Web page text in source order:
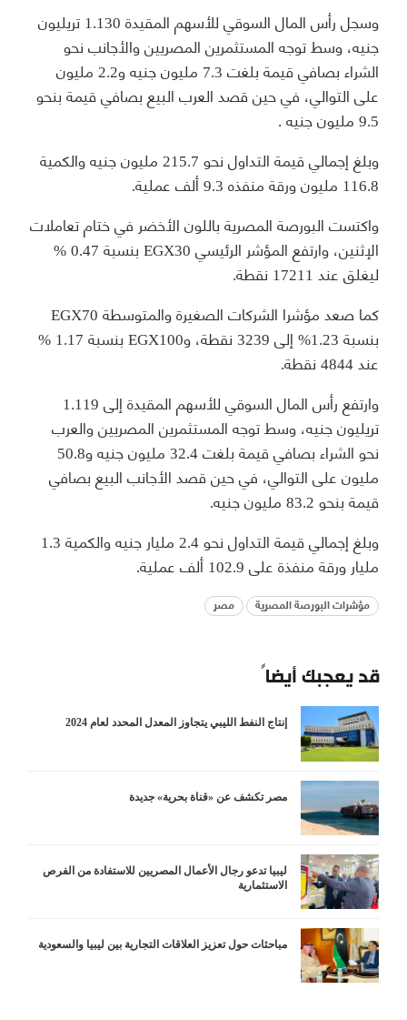
وسجل رأس المال السوقي للأسهم المقيدة 1.130 تريليون
جنيه، وسط توجه المستثمرين المصريين والأجانب نحو
الشراء بصافي قيمة بلغت 7.3 مليون جنيه و2.2 مليون
على التوالي، في حين قصد العرب البيع بصافي قيمة بنحو
9.5 مليون جنيه .
وبلغ إجمالي قيمة التداول نحو 215.7 مليون جنيه والكمية
116.8 مليون ورقة منفذه 9.3 ألف عملية.
واكتست البورصة المصرية باللون الأخضر في ختام تعاملات
الإثنين، وارتفع المؤشر الرئيسي EGX30 بنسبة 0.47 %
ليغلق عند 17211 نقطة.
كما صعد مؤشرا الشركات الصغيرة والمتوسطة EGX70
بنسبة 1.23% إلى 3239 نقطة، وEGX100 بنسبة 1.17 %
عند 4844 نقطة.
وارتفع رأس المال السوقي للأسهم المقيدة إلى 1.119
تريليون جنيه، وسط توجه المستثمرين المصريين والعرب
نحو الشراء بصافي قيمة بلغت 32.4 مليون جنيه و50.8
مليون على التوالي، في حين قصد الأجانب البيع بصافي
قيمة بنحو 83.2 مليون جنيه.
وبلغ إجمالي قيمة التداول نحو 2.4 مليار جنيه والكمية 1.3
مليار ورقة منفذة على 102.9 ألف عملية.
مؤشرات البورصة المصرية مصر
قد يعجبك أيضاً
إنتاج النفط الليبي يتجاوز المعدل المحدد لعام 2024
مصر تكشف عن «قناة بحرية» جديدة
ليبيا تدعو رجال الأعمال المصريين للاستفادة من الفرص
الاستثمارية
مباحثات حول تعزيز العلاقات التجارية بين ليبيا والسعودية